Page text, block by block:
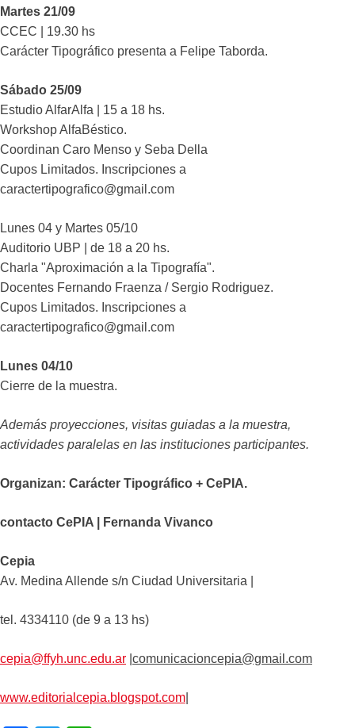
Martes 21/09
CCEC | 19.30 hs
Carácter Tipográfico presenta a Felipe Taborda.
Sábado 25/09
Estudio AlfarAlfa | 15 a 18 hs.
Workshop AlfaBéstico.
Coordinan Caro Menso y Seba Della
Cupos Limitados. Inscripciones a
caractertipografico@gmail.com
Lunes 04 y Martes 05/10
Auditorio UBP | de 18 a 20 hs.
Charla "Aproximación a la Tipografía".
Docentes Fernando Fraenza / Sergio Rodriguez.
Cupos Limitados. Inscripciones a
caractertipografico@gmail.com
Lunes 04/10
Cierre de la muestra.
Además proyecciones, visitas guiadas a la muestra,
actividades paralelas en las instituciones participantes.
Organizan: Carácter Tipográfico + CePIA.
contacto CePIA | Fernanda Vivanco
Cepia
Av. Medina Allende s/n Ciudad Universitaria |
tel. 4334110 (de 9 a 13 hs)
cepia@ffyh.unc.edu.ar comunicacioncepia@gmail.com
www.editorialcepia.blogspot.com